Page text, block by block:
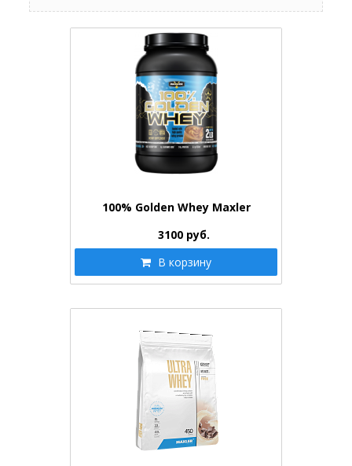
100% Golden Whey Maxler
3100 руб.
В корзину